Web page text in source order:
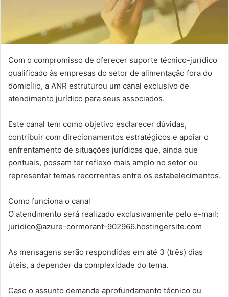
Com o compromisso de oferecer suporte técnico-jurídico
qualificado às empresas do setor de alimentação fora do
domicílio, a ANR estruturou um canal exclusivo de
atendimento jurídico para seus associados.
Este canal tem como objetivo esclarecer dúvidas,
contribuir com direcionamentos estratégicos e apoiar o
enfrentamento de situações jurídicas que, ainda que
pontuais, possam ter reflexo mais amplo no setor ou
representar temas recorrentes entre os estabelecimentos.
Como funciona o canal
O atendimento será realizado exclusivamente pelo e-mail:
juridico@azure-cormorant-902966.hostingersite.com
As mensagens serão respondidas em até 3 (três) dias
úteis, a depender da complexidade do tema.
Caso o assunto demande aprofundamento técnico ou